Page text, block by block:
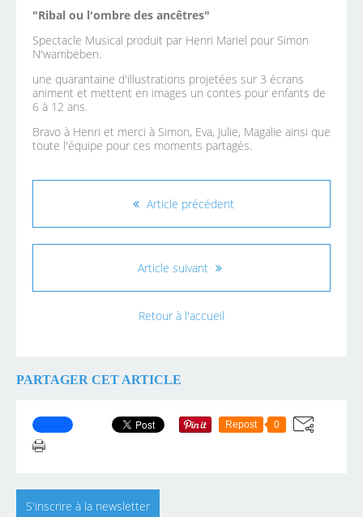
"Ribal ou l'ombre des ancêtres"
Spectacle Musical produit par Henri Mariel pour Simon
N'wambeben.
une quarantaine d'illustrations projetées sur 3 écrans
animent et mettent en images un contes pour enfants de
6 à 12 ans.
Bravo à Henri et merci à Simon, Eva, Julie, Magalie ainsi que
toute l'équipe pour ces moments partagés.
Article précédent
Article suivant
Retour à l'accueil
PARTAGER CET ARTICLE
Repost 0
S'inscrire à la newsletter